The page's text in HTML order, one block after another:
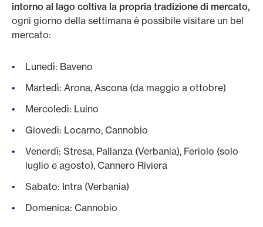
intorno al lago coltiva la propria tradizione di mercato,
ogni giorno della settimana è possibile visitare un bel
mercato:
Lunedì: Baveno
Martedì: Arona, Ascona (da maggio a ottobre)
Mercoledì: Luino
Giovedì: Locarno, Cannobio
Venerdì: Stresa, Pallanza (Verbania), Feriolo (solo
luglio e agosto), Cannero Riviera
Sabato: Intra (Verbania)
Domenica: Cannobio